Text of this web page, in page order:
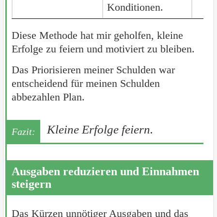
Konditionen.
Diese Methode hat mir geholfen, kleine
Erfolge zu feiern und motiviert zu bleiben.
Das Priorisieren meiner Schulden war
entscheidend für meinen Schulden
abbezahlen Plan.
Kleine Erfolge feiern.
Ausgaben reduzieren und Einnahmen
steigern
Das Kürzen unnötiger Ausgaben und das